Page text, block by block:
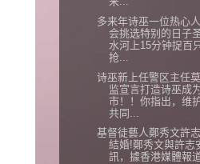
多来年诗巫一位热心
会挑选特别的日子
水河上15分钟捉百
抢...
诗巫新上任警区主任
监宣言打造诗巫成
市！！你指出，维
共同...
基督徒藝人鄭秀文許
結婚!鄭秀文與許志
訊，據香港媒體報